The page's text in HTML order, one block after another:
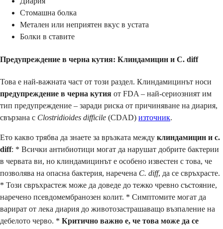
Стомашна болка
Метален или неприятен вкус в устата
Болки в ставите
Предупреждение в черна кутия: Клиндамицин и C. diff
Това е най-важната част от този раздел. Клиндамицинът носи
предупреждение в черна кутия от FDA – най-сериозният им
тип предупреждение – заради риска от причиняване на диария,
свързана с Clostridioides difficile (CDAD) източник.
Ето какво трябва да знаете за връзката между клиндамицин и c.
diff: * Всички антибиотици могат да нарушат добрите бактерии
в червата ви, но клиндамицинът е особено известен с това, че
позволява на опасна бактерия, наречена C. diff, да се свръхрасте.
* Този свръхрастеж може да доведе до тежко чревно състояние,
наречено псевдомембранозен колит. * Симптомите могат да
варират от лека диария до животозастрашаващо възпаление на
дебелото черво. * Критично важно е, че това може да се